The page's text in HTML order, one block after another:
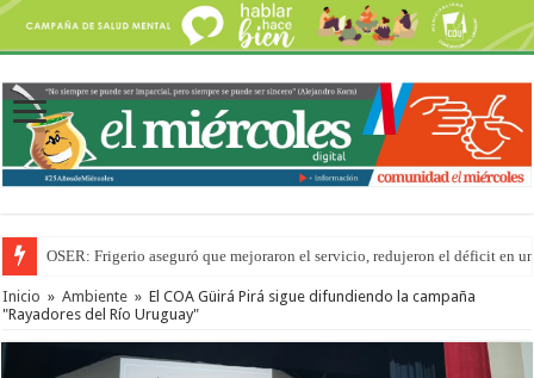
OSER: Frigerio aseguró que mejoraron el servicio, redujeron el déficit en
Inicio » Ambiente » El COA Güirá Pirá sigue difundiendo la campaña
"Rayadores del Río Uruguay"